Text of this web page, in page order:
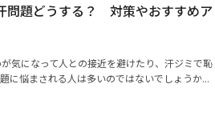
題どうする？ 対策やおすすめア
気になって人との接近を避けたり、汗ジミで恥
悩まされる人は多いのではないでしょうか...